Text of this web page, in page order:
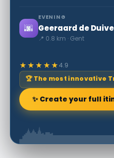
🌆
EVENING
📍 0.8 km · Gent
★★★★★4.9
🏆 The most innovative
✨ Create your full